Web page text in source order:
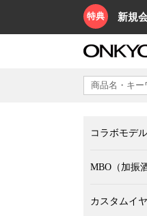
特典 新規
コラボモデル
MBO（加振酒
カスタムイ